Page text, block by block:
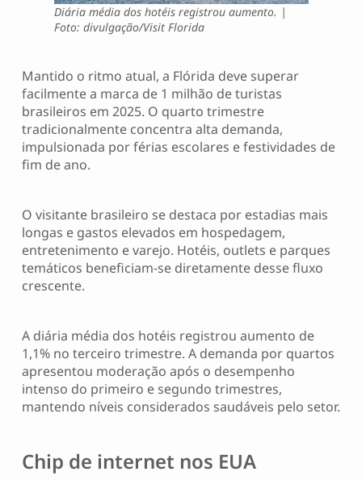
Diária média dos hotéis registrou aumento. |
Foto: divulgação/Visit Florida
Mantido o ritmo atual, a Flórida deve superar
facilmente a marca de 1 milhão de turistas
brasileiros em 2025. O quarto trimestre
tradicionalmente concentra alta demanda,
impulsionada por férias escolares e festividades de
fim de ano.
O visitante brasileiro se destaca por estadias mais
longas e gastos elevados em hospedagem,
entretenimento e varejo. Hotéis, outlets e parques
temáticos beneficiam-se diretamente desse fluxo
crescente.
A diária média dos hotéis registrou aumento de
1,1% no terceiro trimestre. A demanda por quartos
apresentou moderação após o desempenho
intenso do primeiro e segundo trimestres,
mantendo níveis considerados saudáveis pelo setor.
Chip de internet nos EUA